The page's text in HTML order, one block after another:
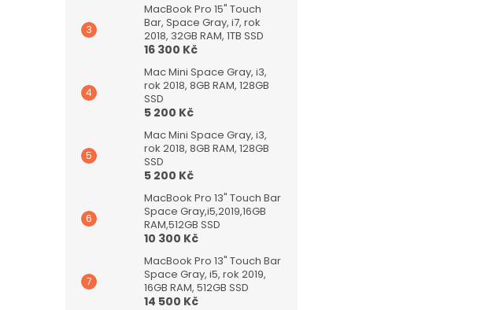
MacBook Pro 15" Touch
Bar, Space Gray, i7, rok
2018, 32GB RAM, 1TB SSD
16 300 Kč
Mac Mini Space Gray, i3,
rok 2018, 8GB RAM, 128GB
SSD
5 200 Kč
Mac Mini Space Gray, i3,
rok 2018, 8GB RAM, 128GB
SSD
5 200 Kč
MacBook Pro 13" Touch Bar
Space Gray,i5,2019,16GB
RAM,512GB SSD
10 300 Kč
MacBook Pro 13" Touch Bar
Space Gray, i5, rok 2019,
16GB RAM, 512GB SSD
14 500 Kč